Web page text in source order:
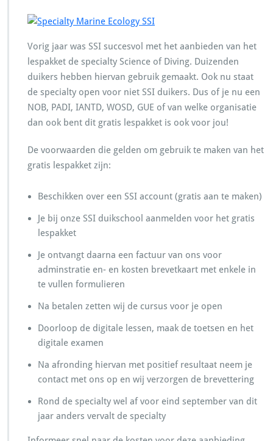
Vorig jaar was SSI succesvol met het aanbieden van het
lespakket de specialty Science of Diving. Duizenden
duikers hebben hiervan gebruik gemaakt. Ook nu staat
de specialty open voor niet SSI duikers. Dus of je nu een
NOB, PADI, IANTD, WOSD, GUE of van welke organisatie
dan ook bent dit gratis lespakket is ook voor jou!
De voorwaarden die gelden om gebruik te maken van het
gratis lespakket zijn:
Beschikken over een SSI account (gratis aan te maken)
Je bij onze SSI duikschool aanmelden voor het gratis
lespakket
Je ontvangt daarna een factuur van ons voor
adminstratie en- en kosten brevetkaart met enkele in
te vullen formulieren
Na betalen zetten wij de cursus voor je open
Doorloop de digitale lessen, maak de toetsen en het
digitale examen
Na afronding hiervan met positief resultaat neem je
contact met ons op en wij verzorgen de brevettering
Rond de specialty wel af voor eind september van dit
jaar anders vervalt de specialty